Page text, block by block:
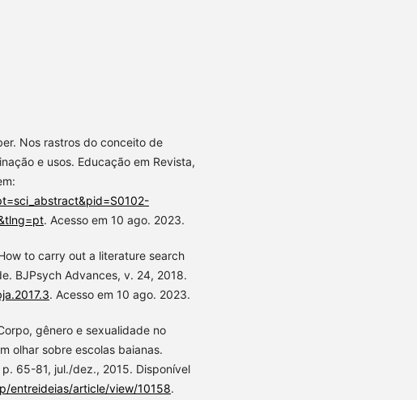
Nos rastros do conceito de
e usos. Educação em Revista,
. Acesso em 10 ago. 2023.
to carry out a literature search
BJPsych Advances, v. 24, 2018.
. Acesso em 10 ago. 2023.
gênero e sexualidade no
olhar sobre escolas baianas.
65-81, jul./dez., 2015. Disponível
entreideias/article/view/10158.